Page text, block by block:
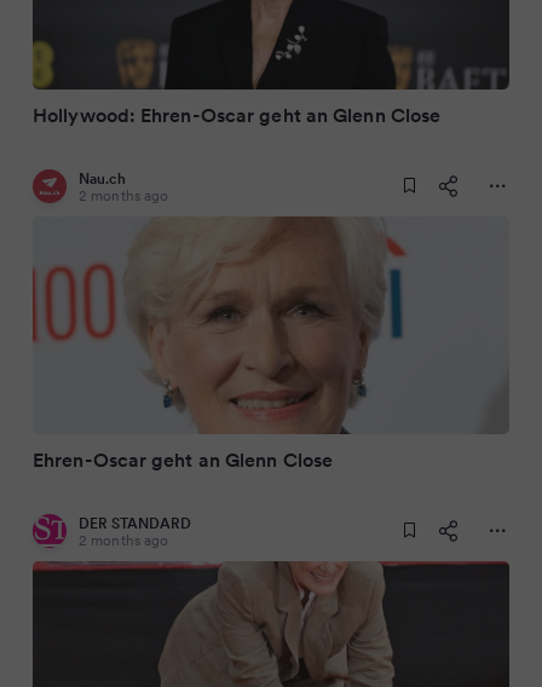
Hollywood: Ehren-Oscar geht an Glenn Close
Nau.ch
2 months ago
Ehren-Oscar geht an Glenn Close
DER STANDARD
2 months ago